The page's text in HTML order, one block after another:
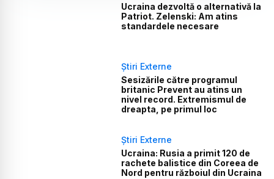
Ucraina dezvoltă o alternativă la
Patriot. Zelenski: Am atins
standardele necesare
Știri Externe
Sesizările către programul
britanic Prevent au atins un
nivel record. Extremismul de
dreapta, pe primul loc
Știri Externe
Ucraina: Rusia a primit 120 de
rachete balistice din Coreea de
Nord pentru războiul din Ucraina